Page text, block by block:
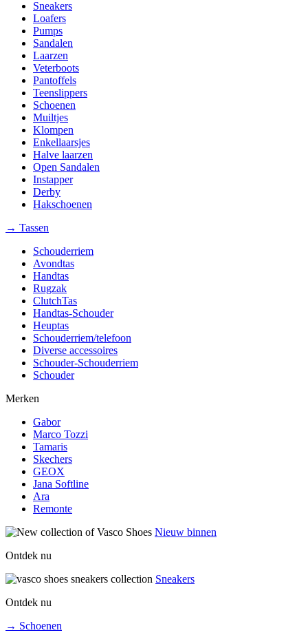
Sneakers
Loafers
Pumps
Sandalen
Laarzen
Veterboots
Pantoffels
Teenslippers
Schoenen
Muiltjes
Klompen
Enkellaarsjes
Halve laarzen
Open Sandalen
Instapper
Derby
Hakschoenen
→ Tassen
Schouderriem
Avondtas
Handtas
Rugzak
ClutchTas
Handtas-Schouder
Heuptas
Schouderriem/telefoon
Diverse accessoires
Schouder-Schouderriem
Schouder
Merken
Gabor
Marco Tozzi
Tamaris
Skechers
GEOX
Jana Softline
Ara
Remonte
Nieuw binnen
Ontdek nu
Sneakers
Ontdek nu
→ Schoenen